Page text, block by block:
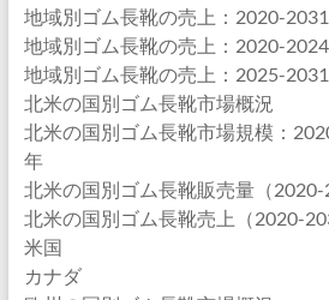
地域別ゴム長靴の売上：2020-2031
地域別ゴム長靴の売上：2020-2024
地域別ゴム長靴の売上：2025-2031
北米の国別ゴム長靴市場概況
北米の国別ゴム長靴市場規模：
年
北米の国別ゴム長靴販売量（2020-
北米の国別ゴム長靴売上（2020-
米国
カナダ